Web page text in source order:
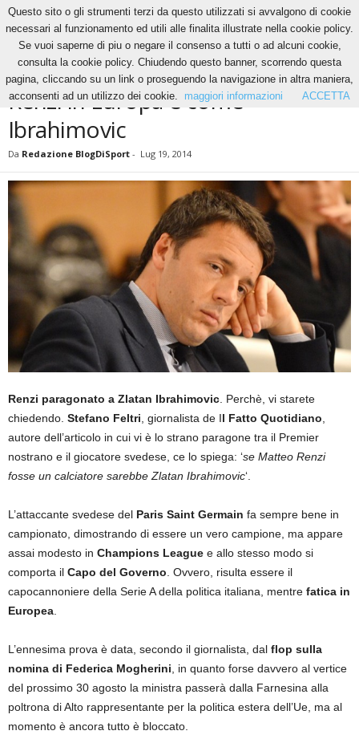
News Renzi in Europa è come Ibrahimovic
NEWS
Renzi in Europa è come
Ibrahimovic
Da Redazione BlogDiSport - Lug 19, 2014
Renzi paragonato a Zlatan Ibrahimovic . Perchè, vi starete
chiedendo. Stefano Feltri , giornalista de Il Fatto Quotidiano
autore dell’articolo in cui vi è lo strano paragone tra il Premier
nostrano e il giocatore svedese, ce lo spiega: ‘se Matteo Renzi
fosse un calciatore sarebbe Zlatan Ibrahimovic‘.
L’attaccante svedese del Paris Saint Germain fa sempre bene in
campionato, dimostrando di essere un vero campione, ma appare
assai modesto in Champions League e allo stesso modo si
comporta il Capo del Governo . Ovvero, risulta essere il
capocannoniere della Serie A della politica italiana, mentre fatica in
Europea
L’ennesima prova è data, secondo il giornalista, dal flop sulla
nomina di Federica Mogherini , in quanto forse davvero al vertice
del prossimo 30 agosto la ministra passerà dalla Farnesina alla
poltrona di Alto rappresentante per la politica estera dell’Ue, ma al
momento è ancora tutto è bloccato.
Questo sito o gli strumenti terzi da questo utilizzati si avvalgono di cookie
necessari al funzionamento ed utili alle finalita illustrate nella cookie policy.
Se vuoi saperne di piu o negare il consenso a tutti o ad alcuni cookie,
consulta la cookie policy. Chiudendo questo banner, scorrendo questa
pagina, cliccando su un link o proseguendo la navigazione in altra maniera,
acconsenti ad un utilizzo dei cookie.
maggiori informazioni ACCETTA